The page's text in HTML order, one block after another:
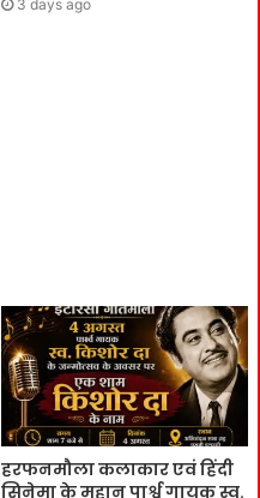
3 days ago
हरफनमौला कलाकार एवं हिंदी
सिनेमा के महान पार्श्व गायक स्व.